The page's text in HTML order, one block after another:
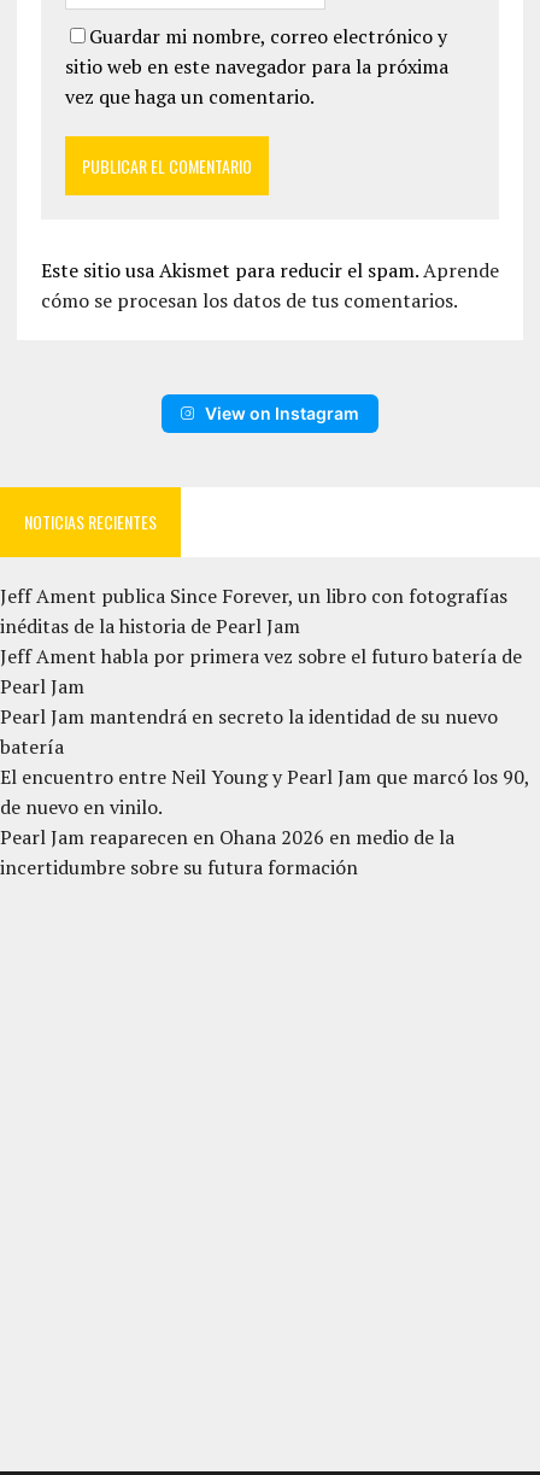
Guardar mi nombre, correo electrónico y
sitio web en este navegador para la próxima
vez que haga un comentario.
Este sitio usa Akismet para reducir el spam.Aprende
cómo se procesan los datos de tus comentarios.
View on Instagram
NOTICIAS RECIENTES
Jeff Ament publica Since Forever, un libro con fotografías
inéditas de la historia de Pearl Jam
Jeff Ament habla por primera vez sobre el futuro batería de
Pearl Jam
Pearl Jam mantendrá en secreto la identidad de su nuevo
batería
El encuentro entre Neil Young y Pearl Jam que marcó los 90,
de nuevo en vinilo.
Pearl Jam reaparecen en Ohana 2026 en medio de la
incertidumbre sobre su futura formación